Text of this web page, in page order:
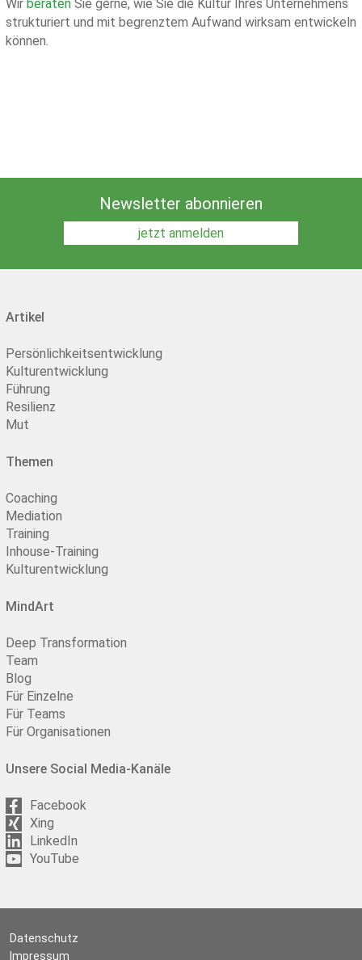
Wir beratenSie gerne, wie Sie die Kultur Ihres Unternehmens
strukturiert und mit begrenztem Aufwand wirksam entwickeln
können.
Newsletter abonnieren
jetzt anmelden
Artikel
Persönlichkeitsentwicklung
Kulturentwicklung
Führung
Resilienz
Mut
Themen
Coaching
Mediation
Training
Inhouse-Training
Kulturentwicklung
MindArt
Deep Transformation
Team
Blog
Für Einzelne
Für Teams
Für Organisationen
Unsere Social Media-Kanäle
Facebook
Xing
LinkedIn
YouTube
Datenschutz
Impressum